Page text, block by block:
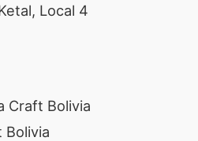
Local 4
Craft Bolivia
Bolivia